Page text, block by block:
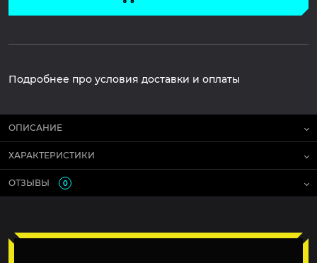
Подробнее про условия доставки и оплаты
ОПИСАНИЕ
ХАРАКТЕРИСТИКИ
ОТЗЫВЫ 0